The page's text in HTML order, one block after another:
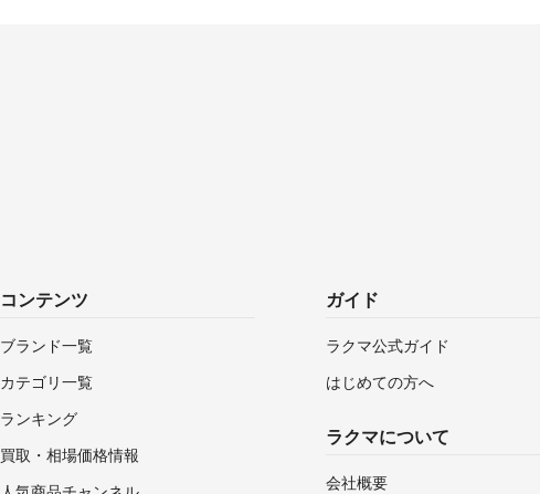
コンテンツ
ブランド一覧
カテゴリ一覧
ランキング
買取・相場価格情報
ガイド
ラクマ公式ガイド
はじめての方へ
ラクマについて
会社概要